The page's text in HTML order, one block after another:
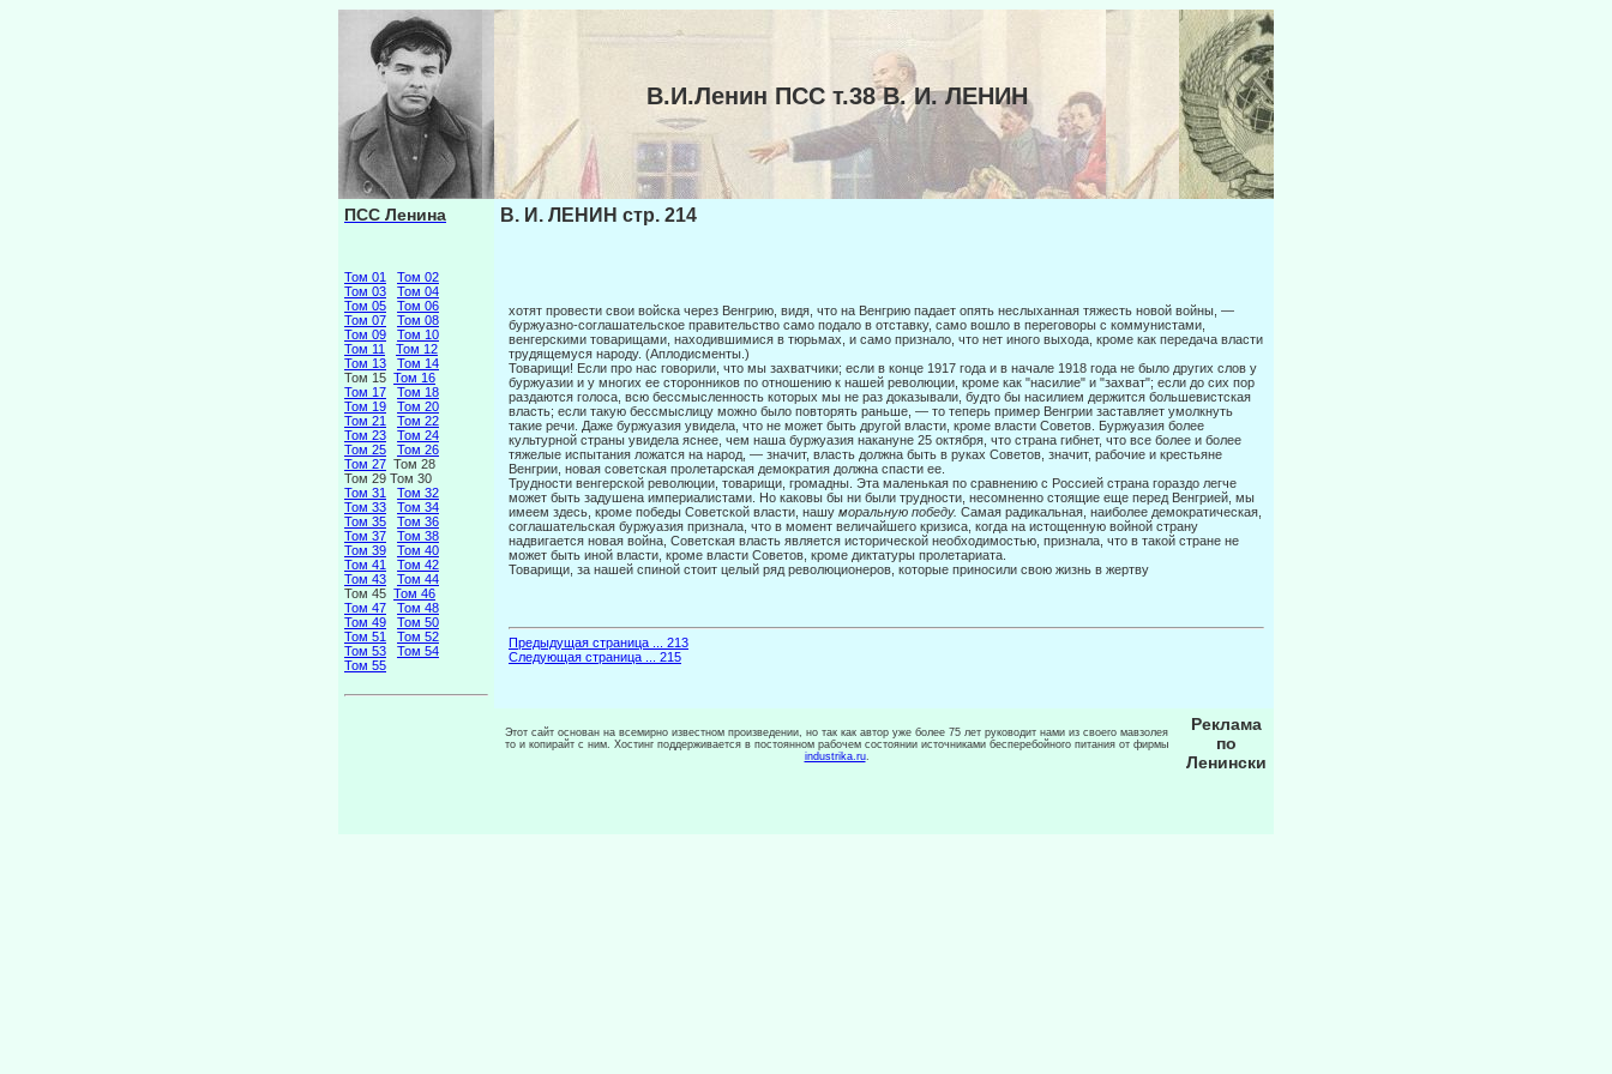
В.И.Ленин ПСС т.38 В. И. ЛЕНИН
ПСС Ленина
Том 01
Том 02
Том 03
Том 04
Том 05
Том 06
Том 07
Том 08
Том 09
Том 10
Том 11
Том 12
Том 13
Том 14
Том 15 Том 16
Том 17
Том 18
Том 19
Том 20
Том 21
Том 22
Том 23
Том 24
Том 25
Том 26
Том 27 Том 28
Том 29 Том 30
Том 31
Том 32
Том 33
Том 34
Том 35
Том 36
Том 37
Том 38
Том 39
Том 40
Том 41
Том 42
Том 43
Том 44
Том 45 Том 46
Том 47
Том 48
Том 49
Том 50
Том 51
Том 52
Том 53
Том 54
Том 55
В. И. ЛЕНИН стр. 214
хотят провести свои войска через Венгрию, видя, что на Венгрию падает опять неслы­ханная тяжесть новой войны, —
буржуазно-соглашательское правительство само пода­ло в отставку, само вошло в переговоры с коммунистами,
венгерскими товарищами, находившимися в тюрьмах, и само признало, что нет иного выхода, кроме как передача власти
трудящемуся народу. (Аплодисменты.)
Товарищи! Если про нас говорили, что мы захватчики; если в конце 1917 года и в начале 1918 года не было других слов у
буржуазии и у многих ее сторонников по от­ношению к нашей революции, кроме как "насилие" и "захват"; если до сих пор
разда­ются голоса, всю бессмысленность которых мы не раз доказывали, будто бы насилием держится большевистская
власть; если такую бессмыслицу можно было повторять раньше, — то теперь пример Венгрии заставляет умолкнуть
такие речи. Даже буржуа­зия увидела, что не может быть другой власти, кроме власти Советов. Буржуазия более
культурной страны увидела яснее, чем наша буржуазия накануне 25 октября, что страна гибнет, что все более и более
тяжелые испытания ложатся на народ, — значит, власть должна быть в руках Советов, значит, рабочие и крестьяне
Венгрии, новая советская пролетарская демократия должна спасти ее.
Трудности венгерской революции, товарищи, громадны. Эта маленькая по сравне­нию с Россией страна гораздо легче
может быть задушена империалистами. Но каковы бы ни были трудности, несомненно стоящие еще перед Венгрией, мы
имеем здесь, кроме победы Советской власти, нашу моральную победу. Самая радикальная, наиболее демократическая,
соглашательская буржуазия признала, что в момент величайшего кризиса, когда на истощенную войной страну
надвигается новая война, Советская власть является исторической необходимостью, признала, что в такой стране не
может быть иной власти, кроме власти Советов, кроме диктатуры пролетариата.
Товарищи, за нашей спиной стоит целый ряд революционеров, которые приносили свою жизнь в жертву
Предыдущая страница ... 213
Следующая страница ... 215
Этот сайт основан на всемирно известном произведении, но так как автор уже более 75 лет руководит нами из своего мавзолея
то и копирайт с ним. Хостинг поддерживается в постоянном рабочем состоянии источниками бесперебойного питания от фирмы
industrika.ru.
Реклама
по
Ленински